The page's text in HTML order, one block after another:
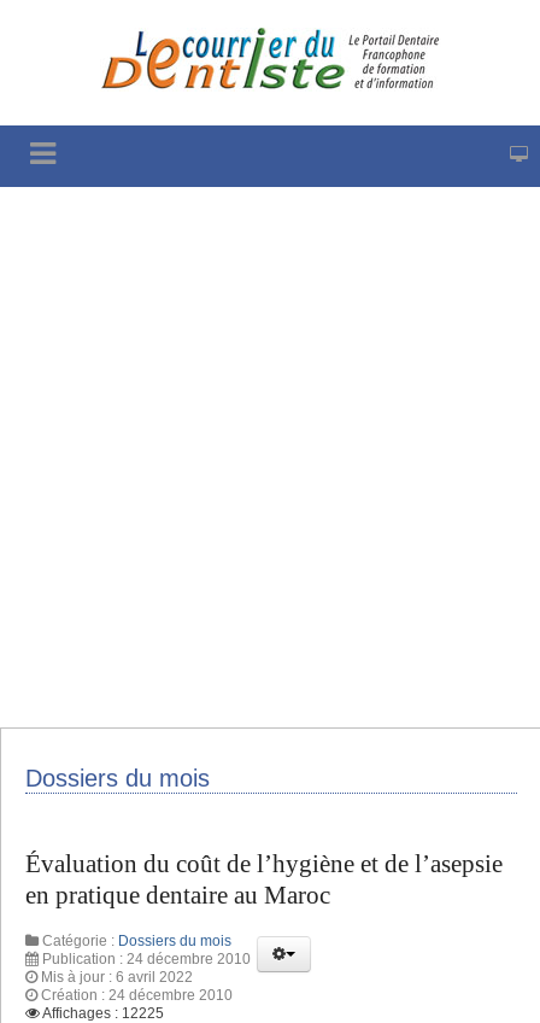
Dossiers du mois
Évaluation du coût de l’hygiène et de l’asepsie
en pratique dentaire au Maroc
Catégorie : Dossiers du mois
Publication : 24 décembre 2010
Mis à jour : 6 avril 2022
Création : 24 décembre 2010
Affichages : 12225